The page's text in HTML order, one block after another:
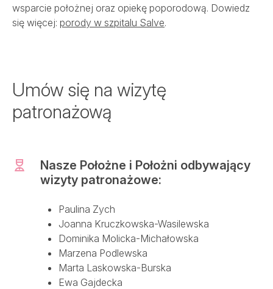
wsparcie położnej oraz opiekę poporodową. Dowiedz
się więcej: porody w szpitalu Salve.
Umów się na wizytę
patronażową
Nasze Położne i Położni odbywający
wizyty patronażowe:
Paulina Zych
Joanna Kruczkowska-Wasilewska
Dominika Molicka-Michałowska
Marzena Podlewska
Marta Laskowska-Burska
Ewa Gajdecka